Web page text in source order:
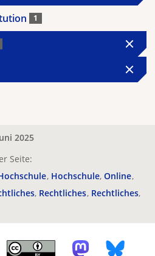
1
2025
Seite:
Hochschule Online
Rechtliches Rechtliches